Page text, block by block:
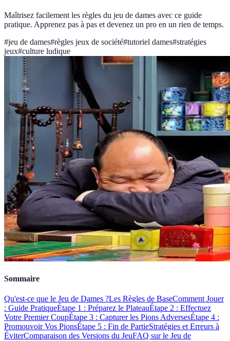
Maîtrisez facilement les règles du jeu de dames avec ce guide
pratique. Apprenez pas à pas et devenez un pro en un rien de temps.
#jeu de dames#règles jeux de société#tutoriel dames#stratégies
jeux#culture ludique
Sommaire
Qu'est-ce que le Jeu de Dames ?Les Règles de BaseComment Jouer
: Guide PratiqueÉtape 1 : Préparez le PlateauÉtape 2 : Effectuez
Votre Premier CoupÉtape 3 : Capturer les Pions AdversesÉtape 4 :
Promouvoir Vos PionsÉtape 5 : Fin de PartieStratégies et Erreurs à
ÉviterComparaison des Versions du JeuFAQ sur le Jeu de